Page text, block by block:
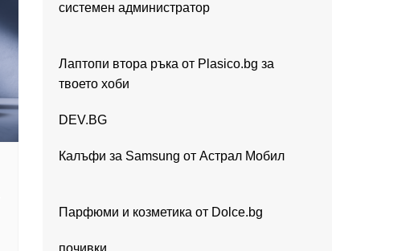
системен администратор
Лаптопи втора ръка от Plasico.bg за
твоето хоби
DEV.BG
Калъфи за Samsung от Астрал Мобил
Парфюми и козметика от Dolce.bg
почивки